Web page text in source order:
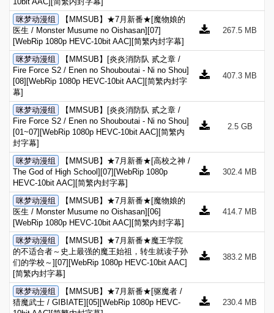
咪梦动漫组
【MMSUB】★7月新番★[魔物娘的
医生 / Monster Musume no Oishasan][07]
[WebRip 1080p HEVC-10bit AAC][简繁内封字幕]
267.5 MB
咪梦动漫组
【MMSUB】[炎炎消防队 贰之章 /
Fire Force S2 / Enen no Shouboutai - Ni no Shou]
[08][WebRip 1080p HEVC-10bit AAC][简繁内封字
幕]
407.3 MB
咪梦动漫组
【MMSUB】[炎炎消防队 贰之章 /
Fire Force S2 / Enen no Shouboutai - Ni no Shou]
[01~07][WebRip 1080p HEVC-10bit AAC][简繁内
封字幕]
2.5 GB
咪梦动漫组
【MMSUB】★7月新番★[高校之神 /
The God of High School][07][WebRip 1080p
HEVC-10bit AAC][简繁内封字幕]
302.4 MB
咪梦动漫组
【MMSUB】★7月新番★[魔物娘的
医生 / Monster Musume no Oishasan][06]
[WebRip 1080p HEVC-10bit AAC][简繁内封字幕]
414.7 MB
咪梦动漫组
【MMSUB】★7月新番★魔王学院
的不适合者～史上最强的魔王始祖，转生就读子孙
们的学校～][07][WebRip 1080p HEVC-10bit AAC]
[简繁内封字幕]
383.2 MB
咪梦动漫组
【MMSUB】★7月新番★[驱魔者 /
猎魔武士 / GIBIATE][05][WebRip 1080p HEVC-
230.4 MB